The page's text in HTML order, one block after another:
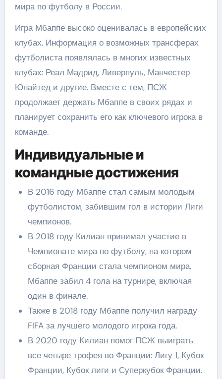
мира по футболу в России.
Игра Мбаппе высоко оценивалась в европейских
клубах. Информация о возможных трансферах
футболиста появлялась в многих известных
клубах: Реал Мадрид, Ливерпуль, Манчестер
Юнайтед и другие. Вместе с тем, ПСЖ
продолжает держать Мбаппе в своих рядах и
планирует сохранить его как ключевого игрока в
команде.
Индивидуальные и
командные достижения
В 2016 году Мбаппе стал самым молодым
футболистом, забившим гол в истории Лиги
чемпионов.
В 2018 году Килиан принимал участие в
Чемпионате мира по футболу, на котором
сборная Франции стала чемпионом мира.
Мбаппе забил 4 гола на турнире, включая
один в финале.
Также в 2018 году Мбаппе получил награду
FIFA за лучшего молодого игрока года.
В 2020 году Килиан помог ПСЖ выиграть
все четыре трофея во Франции: Лигу 1, Кубок
Франции, Кубок лиги и Суперкубок Франции.